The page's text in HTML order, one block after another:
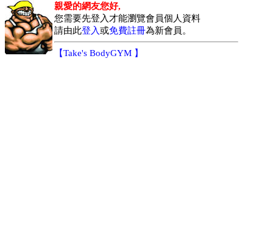
親愛的網友您好,
您需要先登入才能瀏覽會員個人資料
請由此登入或免費註冊為新會員。
【Take's BodyGYM 】